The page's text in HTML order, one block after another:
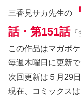
三香見サカ先生の
話・第151話『
この作品はマガポ
毎週木曜日に更新で
次回更新は５月29
現在、コミックス